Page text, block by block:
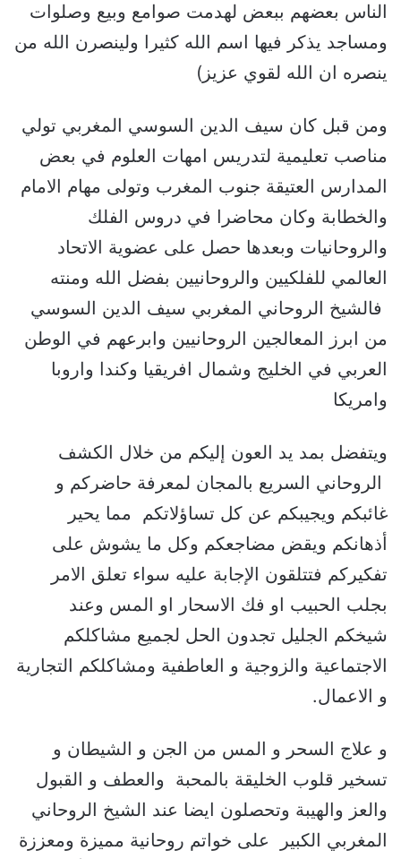
الناس بعضهم ببعض لهدمت صوامع وبيع وصلوات
ومساجد يذكر فيها اسم الله كثيرا ولينصرن الله من
ينصره ان الله لقوي عزيز)
ومن قبل كان سيف الدين السوسي المغربي تولي
مناصب تعليمية لتدريس امهات العلوم في بعض
المدارس العتيقة جنوب المغرب وتولى مهام الامام
والخطابة وكان محاضرا في دروس الفلك
والروحانيات وبعدها حصل على عضوية الاتحاد
العالمي للفلكيين والروحانيين بفضل الله ومنته
فالشيخ الروحاني المغربي سيف الدين السوسي
من ابرز المعالجين الروحانيين وابرعهم في الوطن
العربي في الخليج وشمال افريقيا وكندا واروبا
وامريكا
ويتفضل بمد يد العون إليكم من خلال الكشف
الروحاني السريع بالمجان لمعرفة حاضركم و
غائبكم ويجيبكم عن كل تساؤلاتكم مما يحير
أذهانكم ويقض مضاجعكم وكل ما يشوش على
تفكيركم فتتلقون الإجابة عليه سواء تعلق الامر
بجلب الحبيب او فك الاسحار او المس وعند
شيخكم الجليل تجدون الحل لجميع مشاكلكم
الاجتماعية والزوجية و العاطفية ومشاكلكم التجارية
و الاعمال.
و علاج السحر و المس من الجن و الشيطان و
تسخير قلوب الخليقة بالمحبة والعطف و القبول
والعز والهيبة وتحصلون ايضا عند الشيخ الروحاني
المغربي الكبير على خواتم روحانية مميزة ومعززة